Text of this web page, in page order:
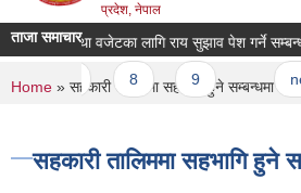
प्रदेश, नेपाल
ताजा समाचार
तथा वजेटका लागि राय सुझाव पेश गर्ने सम्बन्धी
8 9 … next ›
You are here
Home » सहकारी तालिममा सहभागि हुने सम्बन्धमा ।
सहकारी तालिममा सहभागि हुने